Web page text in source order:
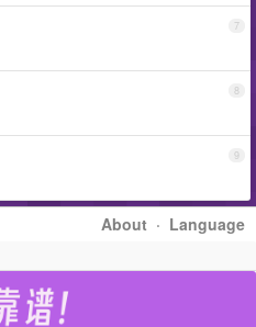
7
8
9
About · Language